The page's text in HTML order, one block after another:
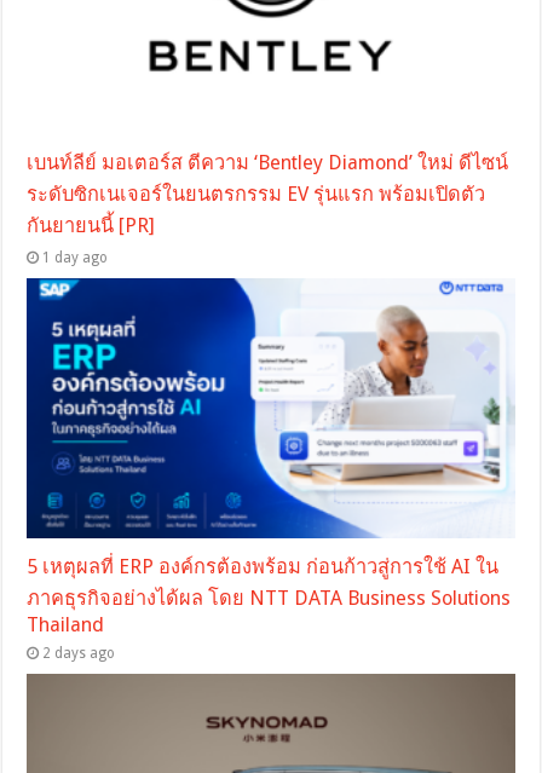
เบนท์ลีย์ มอเตอร์ส ตีความ ‘Bentley Diamond’ ใหม่ ดีไซน์
ระดับซิกเนเจอร์ในยนตรกรรม EV รุ่นแรก พร้อมเปิดตัว
กันยายนนี้ [PR]
1 day ago
5 เหตุผลที่ ERP องค์กรต้องพร้อม ก่อนก้าวสู่การใช้ AI ใน
ภาคธุรกิจอย่างได้ผล โดย NTT DATA Business Solutions
Thailand
2 days ago